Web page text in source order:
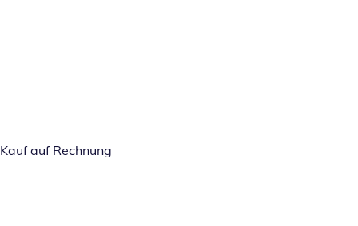
Kauf auf Rechnung